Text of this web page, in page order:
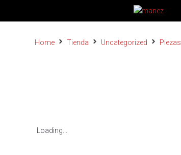
Home Tienda Uncategorized Piezas
Loading...